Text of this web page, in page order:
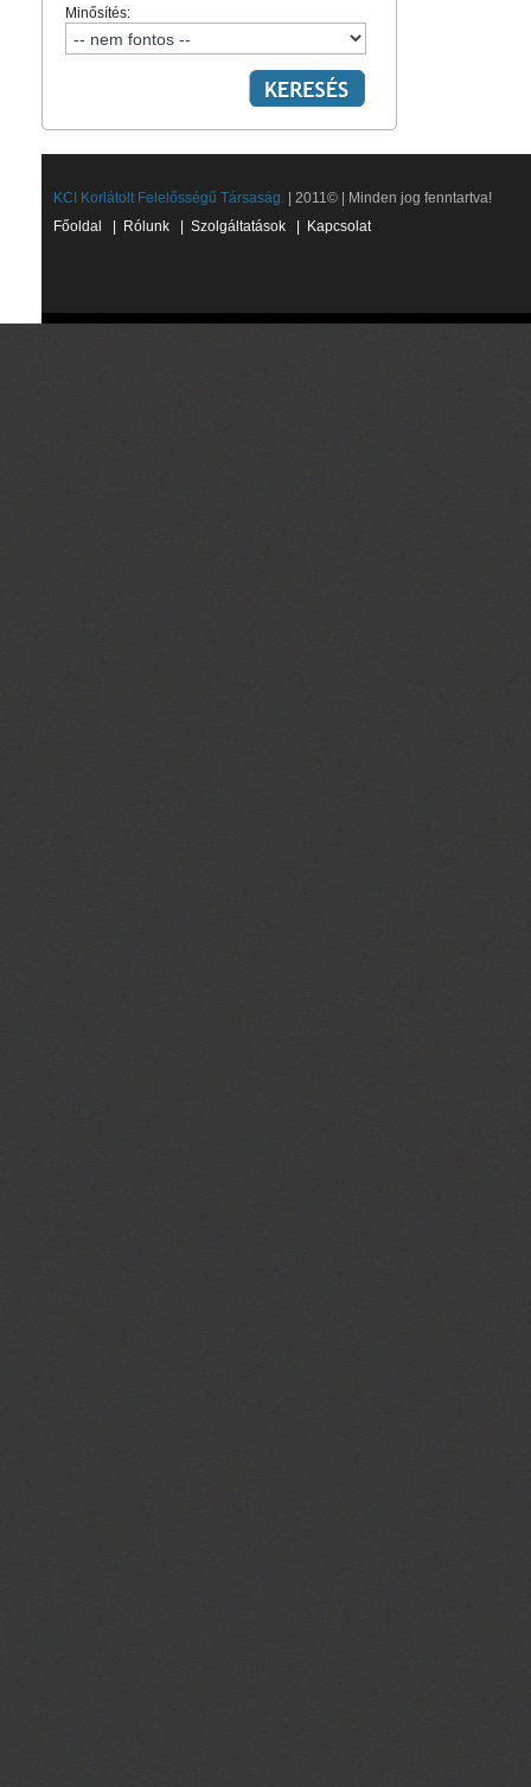
Minősítés:
KCI Korlátolt Felelősségű Társaság. | 2011© | Minden jog fenntartva!
Főoldal
Rólunk Szolgáltatások Kapcsolat